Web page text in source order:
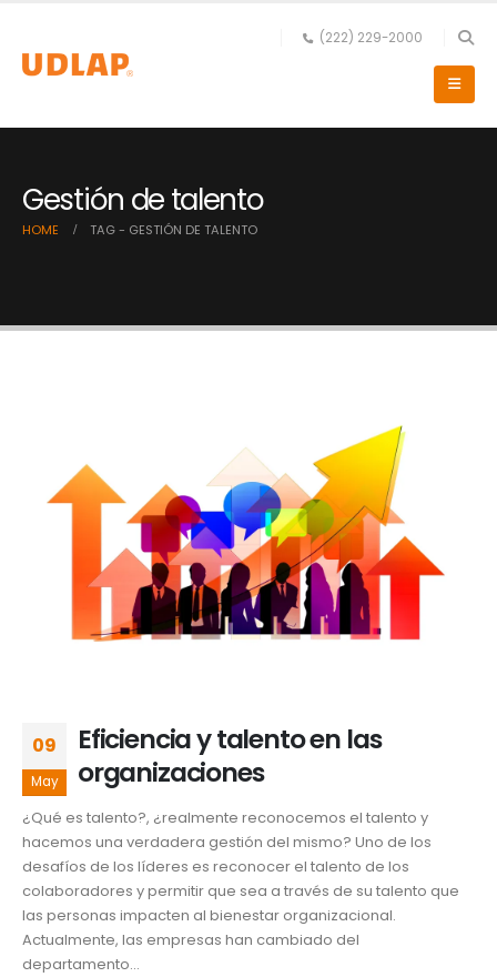
(222) 229-2000
Gestión de talento
HOME TAG - GESTIÓN DE TALENTO
09
May
Eficiencia y talento en las
organizaciones
¿Qué es talento?, ¿realmente reconocemos el talento y
hacemos una verdadera gestión del mismo? Uno de los
desafíos de los líderes es reconocer el talento de los
colaboradores y permitir que sea a través de su talento que
las personas impacten al bienestar organizacional.
Actualmente, las empresas han cambiado del
departamento...